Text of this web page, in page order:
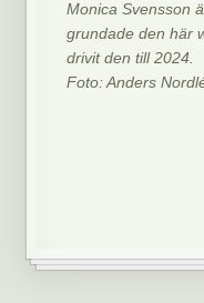
Monica Svensson
grundade den här
drivit den till 2024.
Foto: Anders